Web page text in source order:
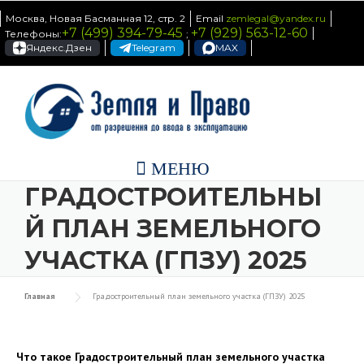
Skip to content
Москва, Новая Басманная 12, стр. 2 Email zemlegal@yandex.ru
Телефоны:+7 (499) 394-79-45 ; +7 (929) 563-12-60
Яндекс.Дзен Telegram MAX
МЕНЮ
ГРАДОСТРОИТЕЛЬНЫ
Й ПЛАН ЗЕМЕЛЬНОГО
УЧАСТКА (ГПЗУ) 2025
Главная Градостроительный план земельного участка (ГПЗУ) 2025
Что такое Градостроительный план земельного участка